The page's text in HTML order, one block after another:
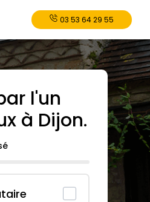
03 53 64 29 55
l'un
à Dijon.